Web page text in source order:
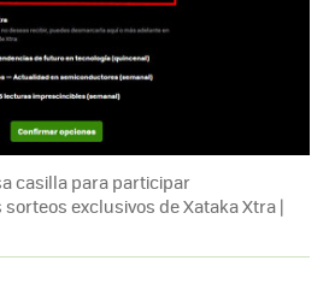
casilla para participar
exclusivos de Xataka Xtra |